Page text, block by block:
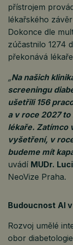
přístrojem
lékařského
Dokonce dle
zúčastnilo 1274
překonává
„Na našich
screeningu
ušetřili 156
a v roce 2027
lékaře. Zatímco
vyšetření, v
budeme mít
uvádí MUDr.
NeoVize Praha.
Budoucnost AI
Rozvoj umělé
obor